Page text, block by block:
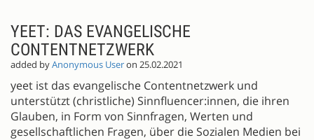
YEET: DAS EVANGELISCHE
CONTENTNETZWERK
added byAnonymous Useron 25.02.2021
yeet ist das evangelische Contentnetzwerk und
unterstützt (christliche) Sinnfluencer:innen, die ihren
Glauben, in Form von Sinnfragen, Werten und
gesellschaftlichen Fragen, über die Sozialen Medien bei